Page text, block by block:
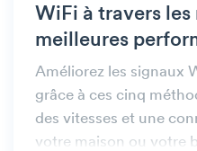
WiFi à travers les
meilleures
Améliorez les signaux
grâce à ces cinq
des vitesses et une
votre maison ou votre